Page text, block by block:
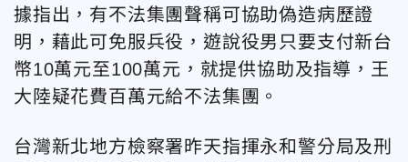
據指出，有不法集團聲稱可協助偽造病歷證
明，藉此可免服兵役，遊說役男只要支付新台
幣10萬元至100萬元，就提供協助及指導，王
大陸疑花費百萬元給不法集團。
台灣新北地方檢察署昨天指揮永和警分局及刑